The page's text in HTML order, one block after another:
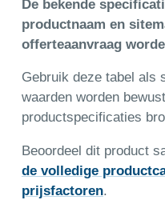
De bekende
productnaam en
offerteaanvraag
Gebruik deze tabel als
waarden worden
productspecificaties
Beoordeel dit product
de volledige
prijsfactoren.